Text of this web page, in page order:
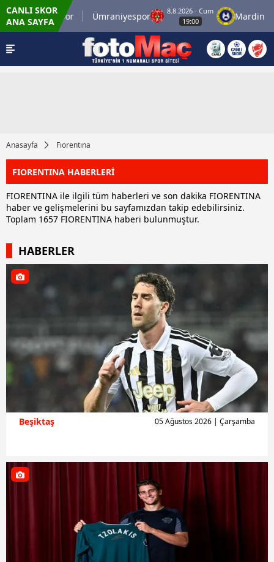
CANLI SKOR
ANA SAYFA
İstanbulspor Ümraniyespor
8.8.2026 - Cum
19:00
Mardin 1969
Anasayfa Fıorentına
FIORENTINA HABERLERİ
FIORENTINA ile ilgili tüm haberleri ve son dakika FIORENTINA
haber ve gelişmelerini bu sayfamızdan takip edebilirsiniz.
Toplam 1657 FIORENTINA haberi bulunmuştur.
HABERLER
Beşiktaş 05 Ağustos 2026 | Çarşamba